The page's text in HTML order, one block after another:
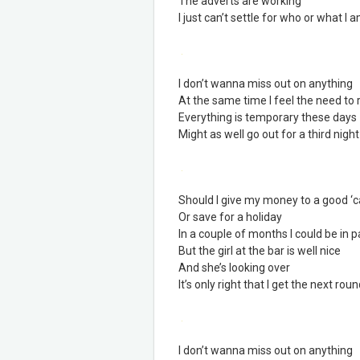
I just can’t settle for who or what I
.
I don’t wanna miss out on anything
At the same time I feel the need to
Everything is temporary these days
Might as well go out for a third
.
Should I give my money to a good
Or save for a holiday
In a couple of months I could be in
But the girl at the bar is well nice
And she’s looking over
It’s only right that I get the next
.
I don’t wanna miss out on anything